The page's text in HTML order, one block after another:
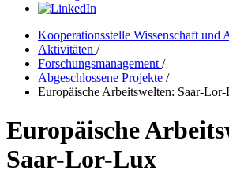
Kooperationsstelle Wissenschaft und
Aktivitäten /
Forschungsmanagement /
Abgeschlossene Projekte /
Europäische Arbeitswelten: Saar-
Europäische
Saar-Lor-Lux